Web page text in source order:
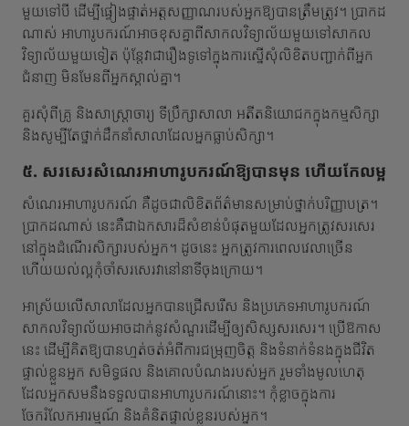
មួយទៅបី ដើម្បីផ្ទៀងផ្ទាត់អត្តសញ្ញាណរបស់អ្នកឱ្យបានត្រឹមត្រូវ។ ប្រាកដ
ណាស់ អាហារូបករណ៍អាចខុសគ្នាពីសាកលវិទ្យាល័យមួយទៅសាកល
វិទ្យាល័យមួយទៀត ប៉ុន្តែវាជារឿងទូទៅក្នុងការស្នើសុំលិខិតបញ្ជាក់ពីអ្នក
ជំនាញ មិនមែនពីអ្នកស្គាល់គ្នា។
គួរសុំពីគ្រូ និងសាស្រ្តាចារ្យ ទីប្រឹក្សាសាលា អតីតនិយោជកក្នុងកម្មសិក្សា
និងសូម្បីតែថ្នាក់ដឹកនាំសាលាដែលអ្នកធ្លាប់សិក្សា។
៥. សរសេរសំណេរអាហារូបករណ៍ឱ្យបានមុន ហើយកែលម្អ
សំណេរអាហារូបករណ៍ គឺដូចជាលិខិតព័ត៌មានសម្រាប់ថ្នាក់បរិញ្ញាបត្រ។
ប្រាកដណាស់ នេះគឺជាឯកសារដ៏សំខាន់បំផុតមួយដែលអ្នកត្រូវសរសេរ
នៅក្នុងដំណើរសិក្សារបស់អ្នក។ ដូចនេះ អ្នកត្រូវការពេលវេលាច្រើន
ហើយយល់ល្អកុំចាំសរសេរវានៅនាទីចុងក្រោយ។
អាស្រ័យលើសាលាដែលអ្នកបានជ្រើសរើស និងប្រភេទអាហារូបករណ៍
សាកលវិទ្យាល័យអាចដាក់នូវសំណួរដើម្បីឲ្យសិស្សសរសេរ។ ប្រើឱកាស
នេះ ដើម្បីគិតឱ្យបានហ្មត់ចត់អំពីការជម្រុញចិត្ត និងទំនាក់ទំនងក្នុងជីវិត
ផ្ទាល់ខ្លួនអ្នក សមិទ្ធផល និងគោលបំណងរបស់អ្នក រួមទាំងមូលហេតុ
ដែលអ្នកសមនឹងទទួលបានអាហារូបករណ៍នោះ។ កុំខ្លាចក្នុងការ
ចែករំលែកអារម្មណ៍ និងគំនិតផ្ទាល់ខ្លួនរបស់អ្នក។